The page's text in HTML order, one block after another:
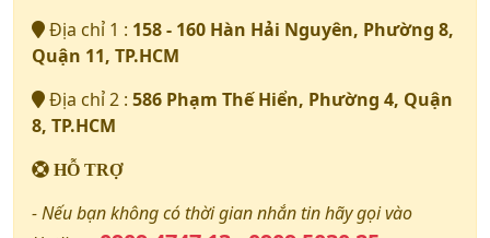
Địa chỉ 1 : 158 - 160 Hàn Hải Nguyên, Phường 8,
Quận 11, TP.HCM
Địa chỉ 2 : 586 Phạm Thế Hiển, Phường 4, Quận
8, TP.HCM
HỖ TRỢ
- Nếu bạn không có thời gian nhắn tin hãy gọi vào